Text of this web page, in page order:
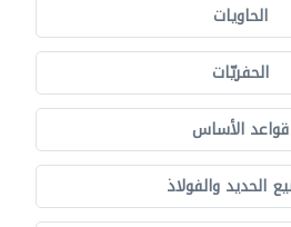
الحاويات
الحفريّات
قواعد الأساس
الحديد والفولاذ